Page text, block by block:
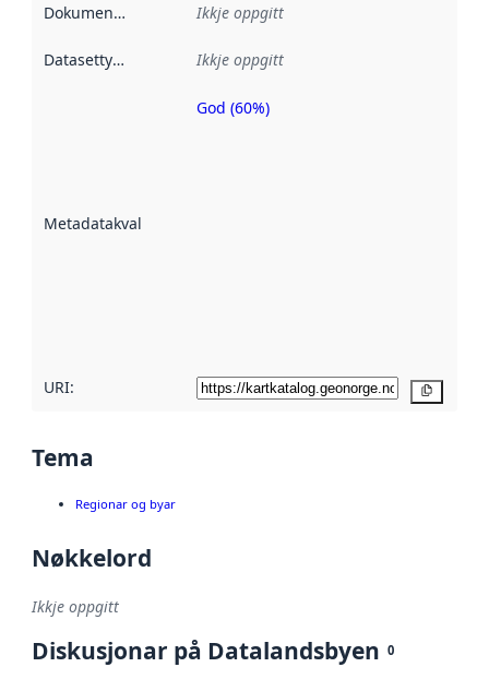
Dokumentasjon Ikkje oppgitt
Datasettype Ikkje oppgitt
Metadatakvalitet
Metadatakvalitet
God (60%)
URI:
Tema
Regionar og byar
Nøkkelord
Ikkje oppgitt
Diskusjonar på Datalandsbyen 0